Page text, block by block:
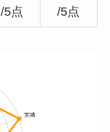
/5点
/5点